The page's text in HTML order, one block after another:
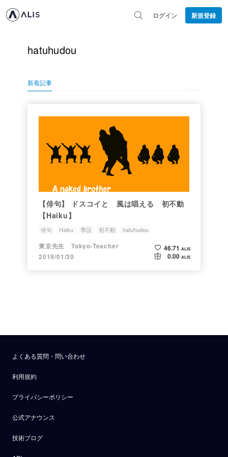
ログイン 新規登録
hatuhudou
新着記事
【俳句】 ドスコイと 風は唱える 初不動
【Haiku】
俳句 Haiku 季語 初不動 hatuhudou
東京先生 Tokyo-Teacher
2019/01/30
46.71 ALIS
0.00 ALIS
よくある質問・問い合わせ
利用規約
プライバシーポリシー
公式アナウンス
技術ブログ